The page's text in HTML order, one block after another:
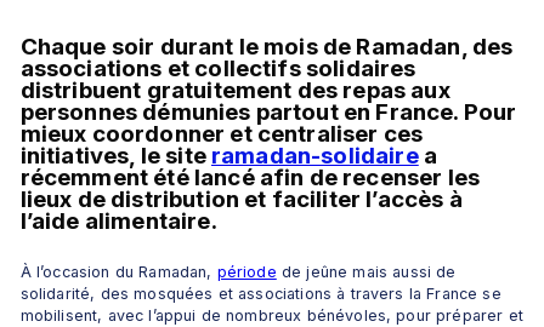
Chaque soir durant le mois de Ramadan, des
associations et collectifs solidaires
distribuent gratuitement des repas aux
personnes démunies partout en France. Pour
mieux coordonner et centraliser ces
initiatives, le site ramadan-solidaire a
récemment été lancé afin de recenser les
lieux de distribution et faciliter l’accès à
l’aide alimentaire.
À l’occasion du Ramadan, période de jeûne mais aussi de
solidarité, des mosquées et associations à travers la France se
mobilisent, avec l’appui de nombreux bénévoles, pour préparer et